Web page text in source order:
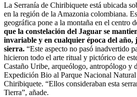
La Serranía de Chiribiquete está ubicada
en la región de la Amazonia colombiana.
geográfica pone a la montaña en el centro
que la constelación del Jaguar se
invariable y en cualquier época del año,
sierra. “Este aspecto no pasó inadvertido
hicieron todo el arte ritual y pictórico de
Castaño Uribe, arqueólogo, antropólogo y
Expedición Bio al Parque Nacional Natural
Chiribiquete. “Ellos consideraban esta
Tierra”, añade.